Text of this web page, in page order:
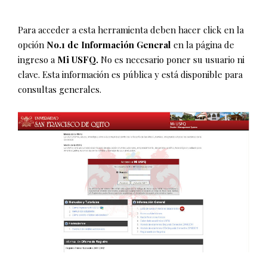
Para acceder a esta herramienta deben hacer click en la
opción No.1 de Información General en la página de
ingreso a Mi USFQ. No es necesario poner su usuario ni
clave. Esta información es pública y está disponible para
consultas generales.